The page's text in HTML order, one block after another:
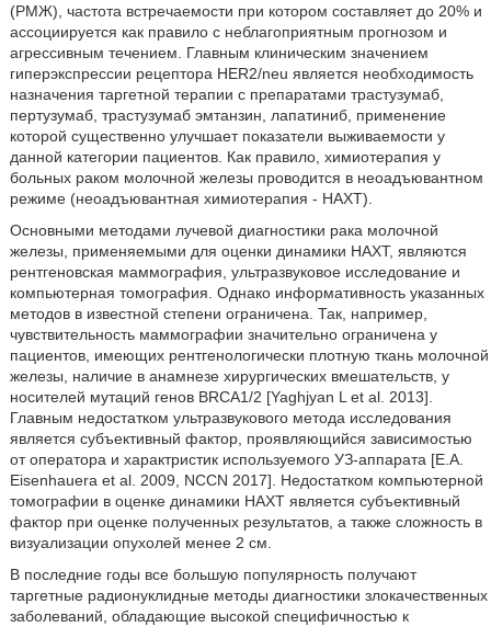
(РМЖ), частота встречаемости при котором составляет до 20% и
ассоциируется как правило с неблагоприятным прогнозом и
агрессивным течением. Главным клиническим значением
гиперэкспрессии рецептора HER2/neu является необходимость
назначения таргетной терапии с препаратами трастузумаб,
пертузумаб, трастузумаб эмтанзин, лапатиниб, применение
которой существенно улучшает показатели выживаемости у
данной категории пациентов. Как правило, химиотерапия у
больных раком молочной железы проводится в неоадъювантном
режиме (неоадъювантная химиотерапия - НАХТ).
Основными методами лучевой диагностики рака молочной
железы, применяемыми для оценки динамики НАХТ, являются
рентгеновская маммография, ультразвуковое исследование и
компьютерная томография. Однако информативность указанных
методов в известной степени ограничена. Так, например,
чувствительность маммографии значительно ограничена у
пациентов, имеющих рентгенологически плотную ткань молочной
железы, наличие в анамнезе хирургических вмешательств, у
носителей мутаций генов BRCA1/2 [Yaghjyan L et al. 2013].
Главным недостатком ультразвукового метода исследования
является субъективный фактор, проявляющийся зависимостью
от оператора и характристик используемого УЗ-аппарата [Е.А.
Eisenhauera et al. 2009, NCCN 2017]. Недостатком компьютерной
томографии в оценке динамики НАХТ является субъективный
фактор при оценке полученных результатов, а также сложность в
визуализации опухолей менее 2 см.
В последние годы все большую популярность получают
таргетные радионуклидные методы диагностики злокачественных
заболеваний, обладающие высокой специфичностью к